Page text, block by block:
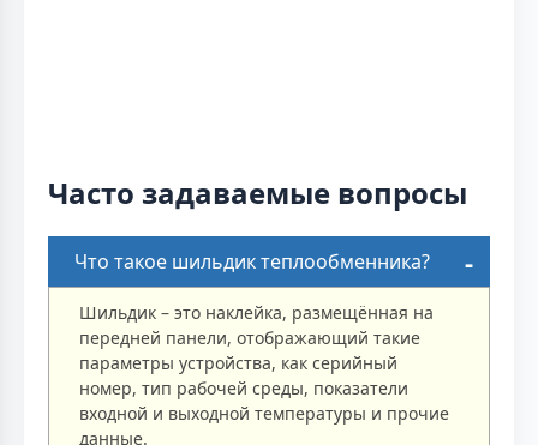
Часто задаваемые вопросы
Что такое шильдик теплообменника?
Шильдик – это наклейка, размещённая на
передней панели, отображающий такие
параметры устройства, как серийный
номер, тип рабочей среды, показатели
входной и выходной температуры и прочие
данные.